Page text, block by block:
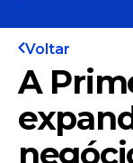
Voltar
A